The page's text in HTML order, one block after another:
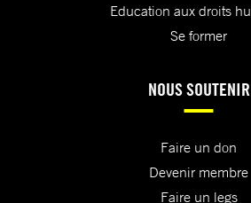
Education aux droits
Se former
NOUS SOUTENIR
Faire un don
Devenir membre
Faire un legs